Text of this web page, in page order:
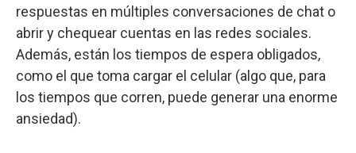
respuestas en múltiples conversaciones de chat o
abrir y chequear cuentas en las redes sociales.
Además, están los tiempos de espera obligados,
como el que toma cargar el celular (algo que, para
los tiempos que corren, puede generar una enorme
ansiedad).